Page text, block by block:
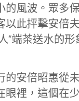
的風波。眾多
以此抨擊安倍
”端茶送水的形
的安倍昭惠從
眼裡，這個在